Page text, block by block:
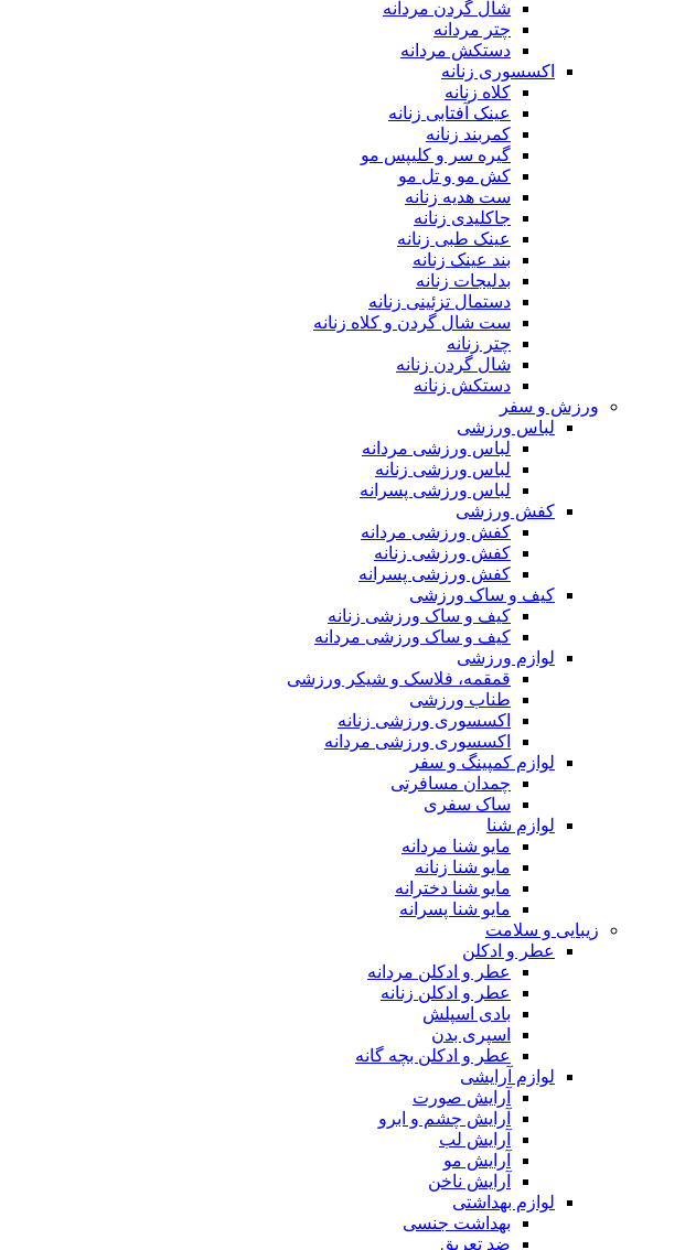
شال گردن مردانه
چتر مردانه
دستکش مردانه
اکسسوری زنانه
کلاه زنانه
عینک آفتابی زنانه
کمربند زنانه
گیره سر و کلیپس مو
کش مو و تل مو
ست هدیه زنانه
جاکلیدی زنانه
عینک طبی زنانه
بند عینک زنانه
بدلیجات زنانه
دستمال تزئینی زنانه
ست شال گردن و کلاه زنانه
چتر زنانه
شال گردن زنانه
دستکش زنانه
ورزش و سفر
لباس ورزشی
لباس ورزشی مردانه
لباس ورزشی زنانه
لباس ورزشی پسرانه
کفش ورزشی
کفش ورزشی مردانه
کفش ورزشی زنانه
کفش ورزشی پسرانه
کیف و ساک ورزشی
کیف و ساک ورزشی زنانه
کیف و ساک ورزشی مردانه
لوازم ورزشی
قمقمه، فلاسک و شیکر ورزشی
طناب ورزشی
اکسسوری ورزشی زنانه
اکسسوری ورزشی مردانه
لوازم کمپینگ و سفر
چمدان مسافرتی
ساک سفری
لوازم شنا
مایو شنا مردانه
مایو شنا زنانه
مایو شنا دخترانه
مایو شنا پسرانه
زیبایی و سلامت
عطر و ادکلن
عطر و ادکلن مردانه
عطر و ادکلن زنانه
بادی اسپلش
اسپری بدن
عطر و ادکلن بچه گانه
لوازم آرایشی
آرایش صورت
آرایش چشم و ابرو
آرایش لب
آرایش مو
آرایش ناخن
لوازم بهداشتی
بهداشت جنسی
ضد تعریق